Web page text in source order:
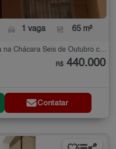
1 vaga 65 m²
Condomínio Fechado à Venda na Chácara Seis de Outubro com 4 quartos - 65 m²
R$ 440.000
Contatar